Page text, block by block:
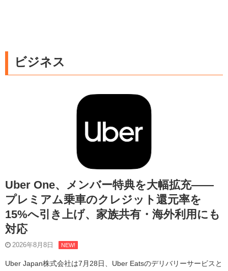
ビジネス
Uber One、メンバー特典を大幅拡充——
プレミアム乗車のクレジット還元率を
15%へ引き上げ、家族共有・海外利用にも
対応
2026年8月8日 NEW!
Uber Japan株式会社は7月28日、Uber Eatsのデリバリーサービスと